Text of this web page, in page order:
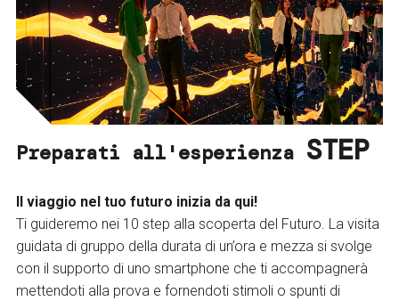
Preparati all'esperienza STEP
Il viaggio nel tuo futuro inizia da qui!
Ti guideremo nei 10 step alla scoperta del Futuro. La visita
guidata di gruppo della durata di un’ora e mezza si svolge
con il supporto di uno smartphone che ti accompagnerà
mettendoti alla prova e fornendoti stimoli o spunti di